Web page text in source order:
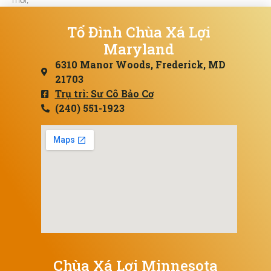
Tổ Đình Chùa Xá Lợi
Maryland
6310 Manor Woods, Frederick, MD
21703
Trụ trì: Sư Cô Bảo Cơ
(240) 551-1923
Chùa Xá Lợi Minnesota